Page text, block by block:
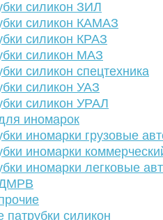
силикон ЗИЛ
силикон КАМАЗ
силикон КРАЗ
силикон МАЗ
силикон спецтехника
силикон УАЗ
силикон УРАЛ
иномарок
иномарки грузовые
иномарки
иномарки легковые
ДМРВ
силикон